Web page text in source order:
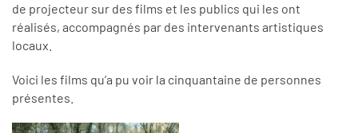
de projecteur sur des films et les publics qui les ont
réalisés, accompagnés par des intervenants artistiques
locaux.
Voici les films qu’a pu voir la cinquantaine de personnes
présentes.